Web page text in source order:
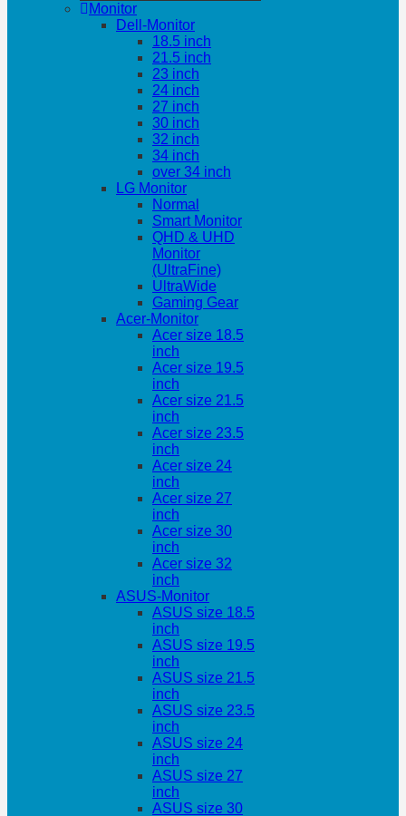
Monitor
Dell-Monitor
18.5 inch
21.5 inch
23 inch
24 inch
27 inch
30 inch
32 inch
34 inch
over 34 inch
LG Monitor
Normal
Smart Monitor
QHD & UHD
Monitor
(UltraFine)
UltraWide
Gaming Gear
Acer-Monitor
Acer size 18.5
inch
Acer size 19.5
inch
Acer size 21.5
inch
Acer size 23.5
inch
Acer size 24
inch
Acer size 27
inch
Acer size 30
inch
Acer size 32
inch
ASUS-Monitor
ASUS size 18.5
inch
ASUS size 19.5
inch
ASUS size 21.5
inch
ASUS size 23.5
inch
ASUS size 24
inch
ASUS size 27
inch
ASUS size 30